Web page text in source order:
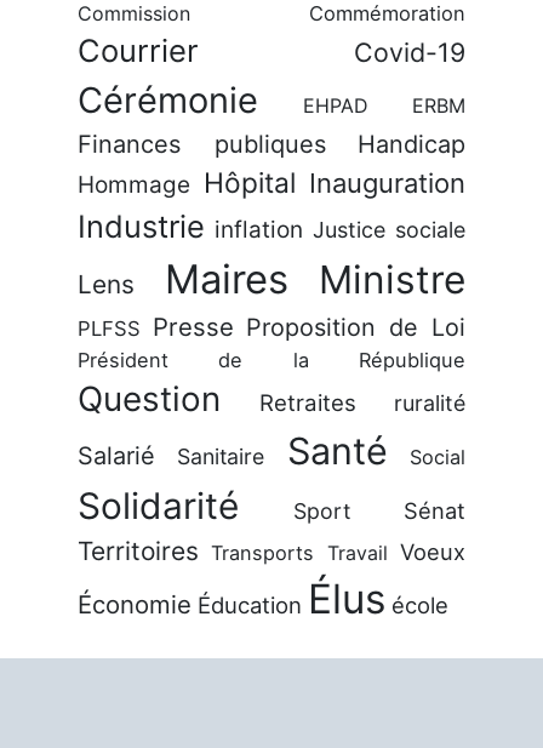
Commission Commémoration
Courrier Covid-19
Cérémonie EHPAD ERBM
Finances publiques Handicap
Hommage Hôpital Inauguration
Industrie inflation Justice sociale
Lens Maires Ministre
PLFSS Presse Proposition de Loi
Président de la République
Question Retraites ruralité
Salarié Sanitaire Santé Social
Solidarité Sport Sénat
Territoires Transports Travail Voeux
Économie Éducation Élus école